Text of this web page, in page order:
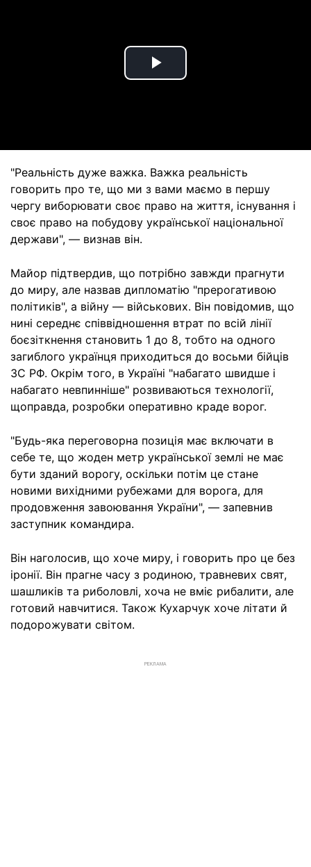
Play
"Реальність дуже важка. Важка реальність
говорить про те, що ми з вами маємо в першу
чергу виборювати своє право на життя, існування і
своє право на побудову української національної
держави", — визнав він.
Майор підтвердив, що потрібно завжди прагнути
до миру, але назвав дипломатію "прерогативою
політиків", а війну — військових. Він повідомив, що
нині середнє співвідношення втрат по всій лінії
боєзіткнення становить 1 до 8, тобто на одного
загиблого українця приходиться до восьми бійців
ЗС РФ. Окрім того, в Україні "набагато швидше і
набагато невпинніше" розвиваються технології,
щоправда, розробки оперативно краде ворог.
"Будь-яка переговорна позиція має включати в
себе те, що жоден метр української землі не має
бути зданий ворогу, оскільки потім це стане
новими вихідними рубежами для ворога, для
продовження завоювання України", — запевнив
заступник командира.
Він наголосив, що хоче миру, і говорить про це без
іронії. Він прагне часу з родиною, травневих свят,
шашликів та риболовлі, хоча не вміє рибалити, але
готовий навчитися. Також Кухарчук хоче літати й
подорожувати світом.
РЕКЛАМА